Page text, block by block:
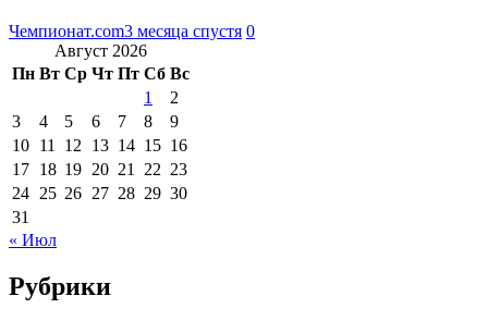
Чемпионат.com3 месяца спустя 0
Август 2026
Пн Вт Ср Чт Пт Сб Вс
1
2
3
4 5 6 7 8
9
10 11 12 13 14 15 16
17 18 19 20 21 22 23
24 25 26 27 28 29 30
31
« Июл
Рубрики